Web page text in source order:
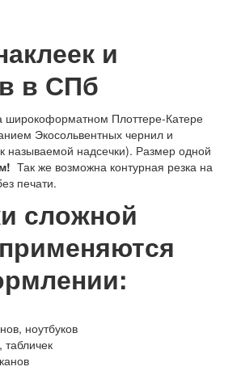
и
в СПб
широкоформатном Плоттере-Катере
Экосольвентных чернил и
называемой надсечки). Размер одной
Так же возможна контурная резка на
печати.
сложной
ноутбуков